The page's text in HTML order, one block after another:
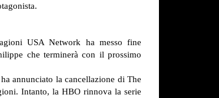
USA Network ha messo fine
che terminerà con il prossimo
annunciato la cancellazione di The
Intanto, la HBO rinnova la serie